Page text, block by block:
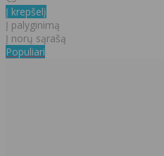
Į krepšelį
Į palyginimą
Į norų sąrašą
Populiari